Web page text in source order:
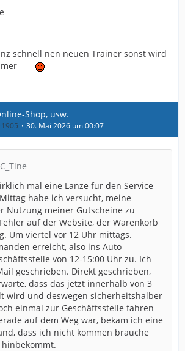
mein Kernpunkt: Arminia sollte den
Tradition, diesem Umfeld und dieser
sollte nicht den Eindruck vermitteln,
dieser Kandidaten einschlagen.
Aber die Frage lautet nicht, ob
Frage lautet, ob ein Verein in der
wirklich auf Hoffnung setzen
die Möglichkeit haben müsste,
Qualität zu setzen.
Aufstieg endlich geschafft,
und genießt die Aussicht. Und
Moment entscheidet man sich
gegen jemanden
bisher hauptsächlich Wanderkarten
schnell nen neuen Trainer sonst wird
Shop, usw.
30. Mai 2026 um 00:07
mal eine Lanze für den Service
habe ich versucht, meine
Nutzung meiner Gutscheine zu
auf der Website, der Warenkorb
Um viertel vor 12 Uhr mittags.
erreicht, also ins Auto
von 12-15:00 Uhr zu. Ich
geschrieben. Direkt geschrieben,
dass das jetzt innerhalb von 3
wird und deswegen sicherheitshalber
einmal zur Geschäftsstelle fahren
auf dem Weg war, bekam ich eine
dass ich nicht kommen brauche